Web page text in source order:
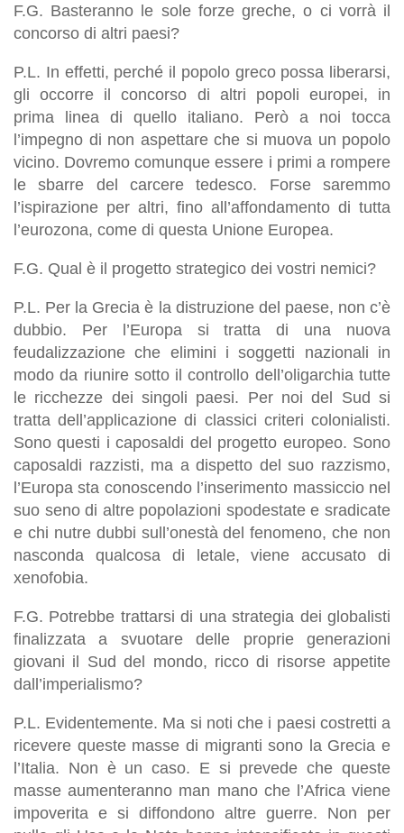
F.G. Basteranno le sole forze greche, o ci vorrà il
concorso di altri paesi?
P.L. In effetti, perché il popolo greco possa liberarsi,
gli occorre il concorso di altri popoli europei, in
prima linea di quello italiano. Però a noi tocca
l’impegno di non aspettare che si muova un popolo
vicino. Dovremo comunque essere i primi a rompere
le sbarre del carcere tedesco. Forse saremmo
l’ispirazione per altri, fino all’affondamento di tutta
l’eurozona, come di questa Unione Europea.
F.G. Qual è il progetto strategico dei vostri nemici?
P.L. Per la Grecia è la distruzione del paese, non c’è
dubbio. Per l’Europa si tratta di una nuova
feudalizzazione che elimini i soggetti nazionali in
modo da riunire sotto il controllo dell’oligarchia tutte
le ricchezze dei singoli paesi. Per noi del Sud si
tratta dell’applicazione di classici criteri colonialisti.
Sono questi i caposaldi del progetto europeo. Sono
caposaldi razzisti, ma a dispetto del suo razzismo,
l’Europa sta conoscendo l’inserimento massiccio nel
suo seno di altre popolazioni spodestate e sradicate
e chi nutre dubbi sull’onestà del fenomeno, che non
nasconda qualcosa di letale, viene accusato di
xenofobia.
F.G. Potrebbe trattarsi di una strategia dei globalisti
finalizzata a svuotare delle proprie generazioni
giovani il Sud del mondo, ricco di risorse appetite
dall’imperialismo?
P.L. Evidentemente. Ma si noti che i paesi costretti a
ricevere queste masse di migranti sono la Grecia e
l’Italia. Non è un caso. E si prevede che queste
masse aumenteranno man mano che l’Africa viene
impoverita e si diffondono altre guerre. Non per